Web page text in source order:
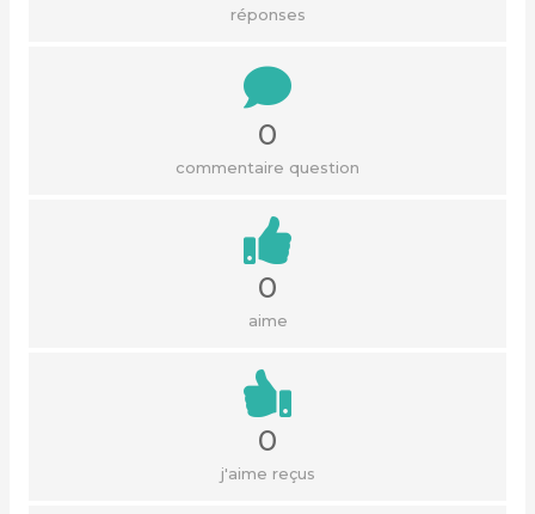
réponses
0
commentaire question
0
aime
0
j'aime reçus